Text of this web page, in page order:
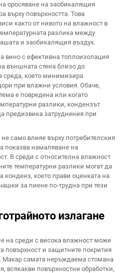
оросяване на заобикалящия
върху повърхността. Това
както от нивото на влажност в
разлика между
и заобикалящия въздух.
вино с ефективна топлоизолация
външната стена близо до
среда, което минимизира
при влажни условия. Обаче,
е повредена или когато
разлики, кондензът
предизвика затруднения при
само влияе върху потребителския
показва намаляване на
В среди с относителна влажност
температурни разлики могат да
конденз, което прави оценката на
за пиене по-трудна при тези
излагане
на среди с висока влажност може
повърхност и защитните покрития
Макар самата неръждаема стомана
всякакви повърхностни обработки,